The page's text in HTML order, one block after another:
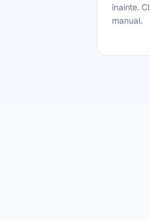
înainte.
manual.